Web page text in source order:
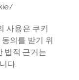
사용은 쿠키
의를 받기 위
법적 근거는
다.